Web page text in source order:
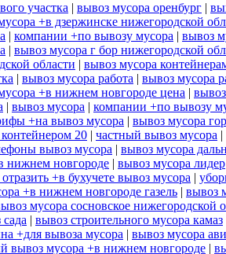
участка | вывоз мусора оренбург |
+в дзержинске нижегородской
| компании +по вывозу мусора | вывоз
| вывоз мусора г бор нижегородской
области | вывоз мусора
| вывоз мусора работа | вывоз мусора
+в нижнем новгороде цена |
| вывоз мусора | компании +по вывозу
+на вывоз мусора | вывоз мусора
20 | частный вывоз мусора |
вывоз мусора | вывоз мусора
нижнем новгороде | вывоз мусора лидер
+в бухучете вывоз мусора |
+в нижнем новгороде газель | вывоз
мусора сосновское нижегородской
| вывоз строительного мусора камаз
+для вывоза мусора | вывоз мусора
вывоз мусора +в нижнем новгороде |